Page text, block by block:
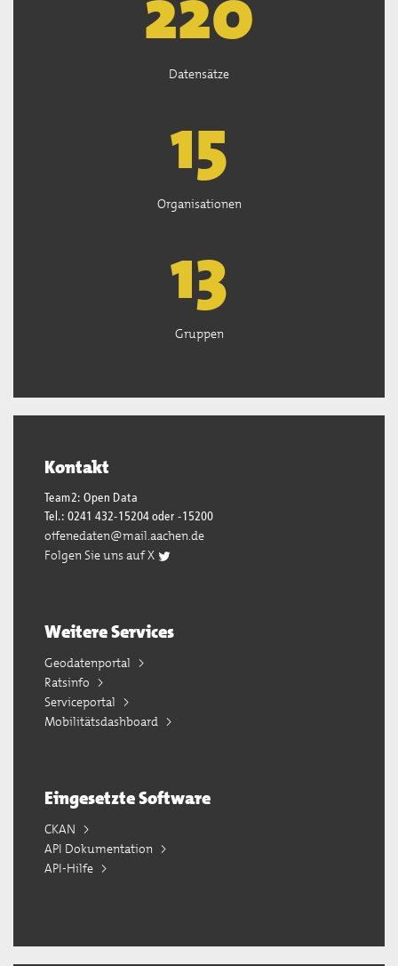
Datensätze
15
Organisationen
13
Gruppen
Kontakt
Team2: Open Data
Tel.: 0241 432-15204 oder -15200
offenedaten@mail.aachen.de
Folgen Sie uns auf X
Weitere Services
Geodatenportal
Ratsinfo
Serviceportal
Mobilitätsdashboard
Eingesetzte Software
CKAN
API Dokumentation
API-Hilfe